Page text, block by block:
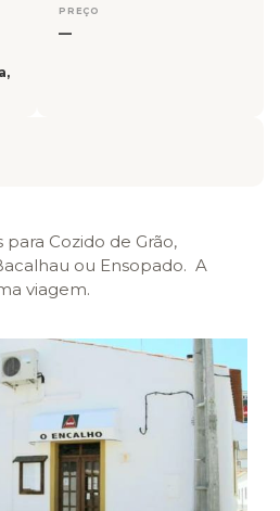
PREÇO
—
Cozido de Grão,
ou Ensopado. A
viagem.